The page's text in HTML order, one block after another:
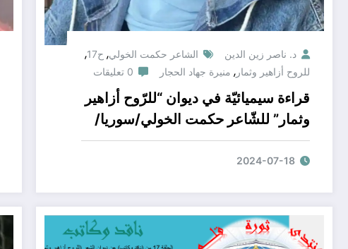
د. ناصر زين الدين الشاعر حكمت الخولي, ح17 ,
للروح أزاهير وثمار , منيرة جهاد الحجار 0 تعليقات
قراءة سيميائيّة في ديوان “للرّوح أزاهير
وثمار” للشّاعر حكمت الخولي/سوريا/
بقلم الأستاذة منيرة جهاد الحجّار/ لبنان
2024-07-18